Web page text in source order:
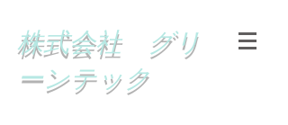
株式会社 グリ
ーンテック